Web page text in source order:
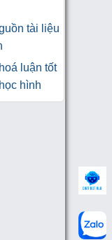
tài liệu
luận tốt
hình